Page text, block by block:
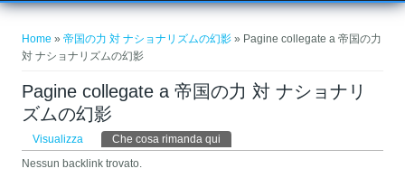
Home »帝国の力 対 ナショナリズムの幻影 » Pagine collegate a 帝国の力
対 ナショナリズムの幻影
Pagine collegate a 帝国の力 対 ナショナリ
ズムの幻影
Schede primarie
Visualizza Che cosa rimanda qui
Nessun backlink trovato.